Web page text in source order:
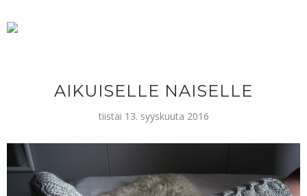
AIKUISELLE NAISELLE
tiistai 13. syyskuuta 2016